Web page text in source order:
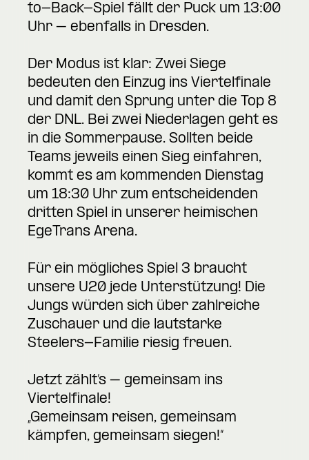
to-Back-Spiel fällt der Puck um 13:00
Uhr – ebenfalls in Dresden.
Der Modus ist klar: Zwei Siege
bedeuten den Einzug ins Viertelfinale
und damit den Sprung unter die Top 8
der DNL. Bei zwei Niederlagen geht es
in die Sommerpause. Sollten beide
Teams jeweils einen Sieg einfahren,
kommt es am kommenden Dienstag
um 18:30 Uhr zum entscheidenden
dritten Spiel in unserer heimischen
EgeTrans Arena.
Für ein mögliches Spiel 3 braucht
unsere U20 jede Unterstützung! Die
Jungs würden sich über zahlreiche
Zuschauer und die lautstarke
Steelers-Familie riesig freuen.
Jetzt zählt’s – gemeinsam ins
Viertelfinale!
„Gemeinsam reisen, gemeinsam
kämpfen, gemeinsam siegen!“